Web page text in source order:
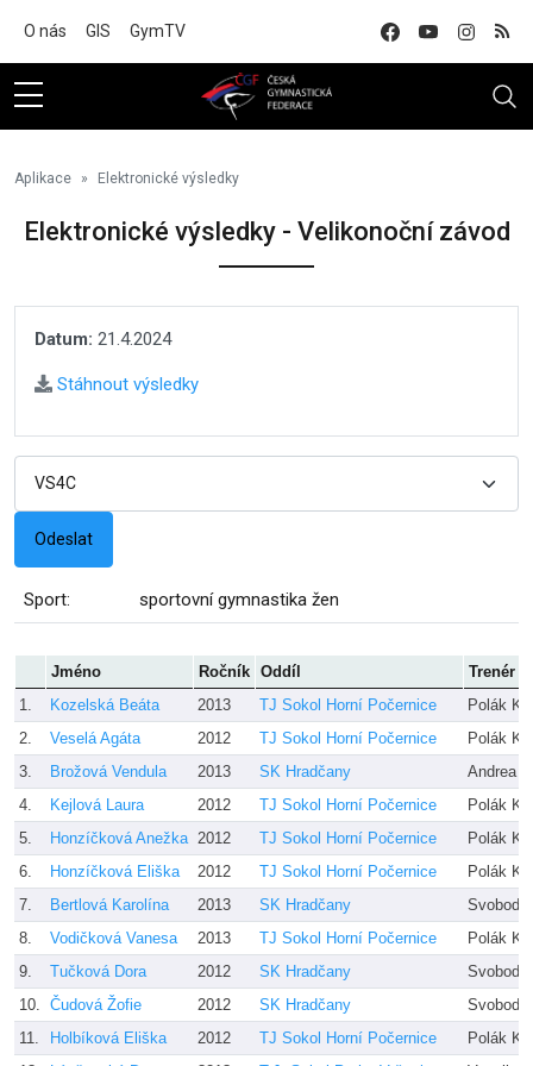
O nás GIS GymTV
Aplikace Elektronické výsledky
Elektronické výsledky - Velikonoční závod
Datum: 21.4.2024
Stáhnout výsledky
Sport: sportovní gymnastika žen
Jméno Ročník Oddíl
Trenér
1.
Kozelská Beáta 2013 TJ Sokol Horní Počernice
Polák
2.
Veselá Agáta 2012 TJ Sokol Horní Počernice
Polák
3.
Brožová Vendula 2013 SK Hradčany
Andrea
4.
Kejlová Laura 2012 TJ Sokol Horní Počernice
Polák
5.
Honzíčková Anežka 2012 TJ Sokol Horní Počernice
Polák
6.
Honzíčková Eliška 2012 TJ Sokol Horní Počernice
Polák
7.
Bertlová Karolína 2013 SK Hradčany
8.
Vodičková Vanesa 2013 TJ Sokol Horní Počernice
Polák
9.
Tučková Dora 2012 SK Hradčany
10. Čudová Žofie 2012 SK Hradčany
11.
Holbíková Eliška 2012 TJ Sokol Horní Počernice
Polák